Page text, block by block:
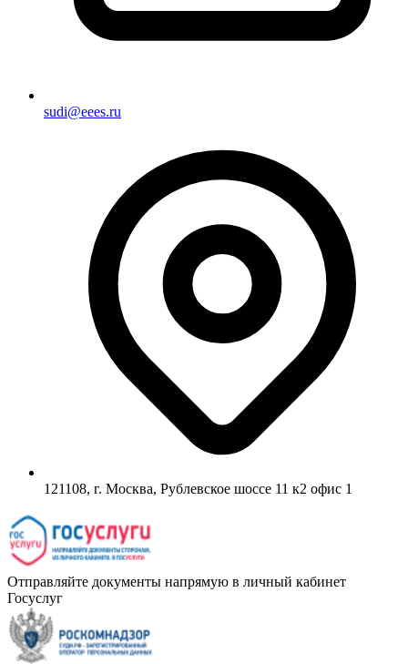
sudi@eees.ru
121108, г. Москва, Рублевское шоссе 11 к2 офис 1
Отправляйте документы напрямую в личный кабинет
Госуслуг